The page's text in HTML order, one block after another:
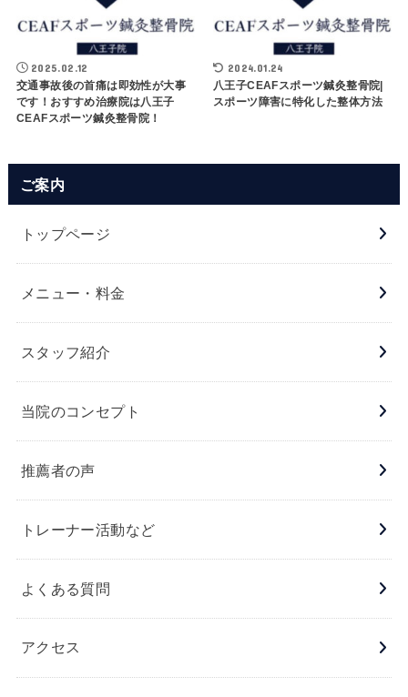
2025.02.12
交通事故後の首痛は即効性が大事
です！おすすめ治療院は八王子
CEAFスポーツ鍼灸整骨院！
2024.01.24
八王子CEAFスポーツ鍼灸整骨院|
スポーツ障害に特化した整体方法
ご案内
トップページ
メニュー・料金
スタッフ紹介
当院のコンセプト
推薦者の声
トレーナー活動など
よくある質問
アクセス